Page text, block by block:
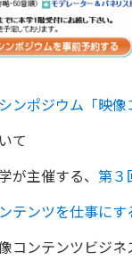
ンポジウム「映像
て
が主催する、 第３
テンツを仕事にす
コンテンツビジネ